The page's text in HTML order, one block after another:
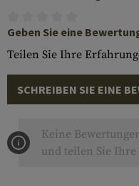
Geben Sie eine
Teilen Sie Ihre
SCHREIBEN SIE EINE
Keine
und teilen Sie